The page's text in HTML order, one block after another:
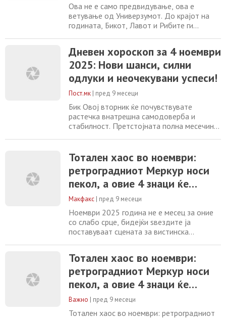
Ова не е само предвидување, ова е
ветување од Универзумот. До крајот на
годината, Бикот, Лавот и Рибите ги
вратата кон неверојатно богатство.
Среќата е ретка, но сега е ваша! Зграпчете
ја сега. Овие хороскопски знаци не само
што ја чувствуваат енергијата на ѕвездите
што
Дневен хороскоп за 4 ноември
2025: Нови шанси, силни
одлуки и неочекувани успеси!
Пост.мк | пред 9 месеци
Бик Овој вторник ќе почувствувате
растечка внатрешна самодоверба и
стабилност. Претстојната полна месечина
финансиските одлуки, бидејќи може да
бидете во искушение да направите
импулсивна купување. Вечерта е совршена
за планирање на идните проекти и
Тотален хаос во ноември:
ретроградниот Меркур носи
пекол, а овие 4 знаци ќе
доживеат судбоносен пресврт
Макфакс | пред 9 месеци
Ноември 2025 година не е месец за оние
со слабо срце, бидејќи ѕвездите ја
поставуваат сцената за вистинска
биде запалена од самиот почеток од
Марс, планетата на акцијата, кој влегува
во авантуристичкиот Стрелец,
принудувајќи нè да преземеме ризици и да
се откажеме од сè што
Тотален хаос во ноември:
ретроградниот Меркур носи
пекол, а овие 4 знаци ќе
доживеат судбоносен пресврт
Важно | пред 9 месеци
Тотален хаос во ноември: ретроградниот